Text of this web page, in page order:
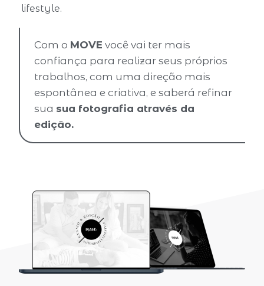
lifestyle.
Com o MOVE você vai ter mais
confiança para realizar seus próprios
trabalhos, com uma direção mais
espontânea e criativa, e saberá refinar
sua sua fotografia através da
edição.